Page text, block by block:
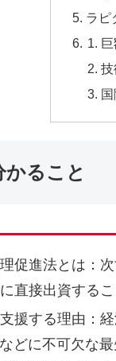
ラピ
かること
促進法とは：
直接出資する
援する理由：
どに不可欠な